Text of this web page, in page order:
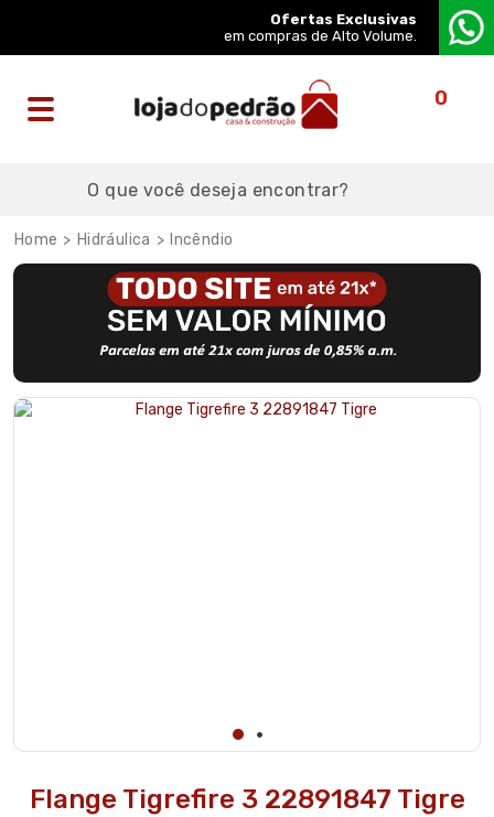
Ofertas Exclusivas
em compras de Alto Volume.
0
Hidráulica Incêndio
Flange Tigrefire 3 22891847 Tigre